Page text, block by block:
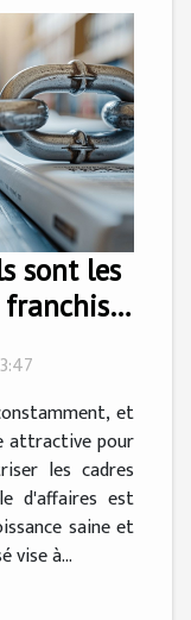
sont les
et
attractive pour
les cadres
d'affaires est
saine et
vise à...